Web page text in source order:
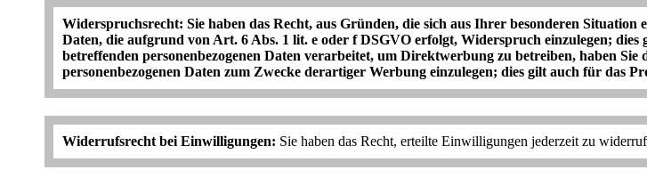
Widerspruchsrecht: Sie haben das Recht, aus Gründen, die sich aus Ihrer besonderen Situation
Daten, die aufgrund von Art. 6 Abs. 1 lit. e oder f DSGVO erfolgt, Widerspruch einzulegen;
betreffenden personenbezogenen Daten verarbeitet, um Direktwerbung zu betreiben, haben
personenbezogenen Daten zum Zwecke derartiger Werbung einzulegen; dies gilt auch für das
Widerrufsrecht bei Einwilligungen: Sie haben das Recht, erteilte Einwilligungen jederzeit zu